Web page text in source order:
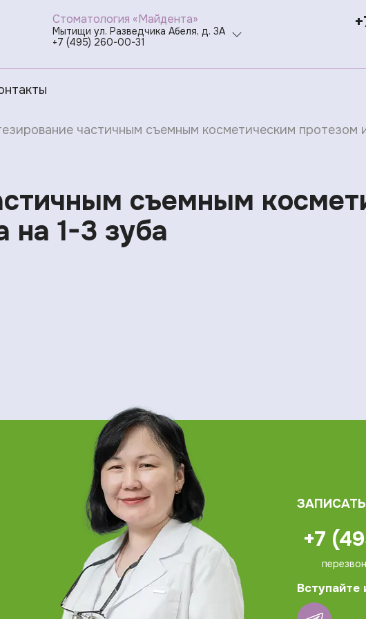
Стоматология «Майдента»
Мытищи ул. Разведчика Абеля, д. 3А
+7 (495) 260-00-31
частичным съемным косметическим протезом
съемным
на 1-3 зуба
+7
Вступайте